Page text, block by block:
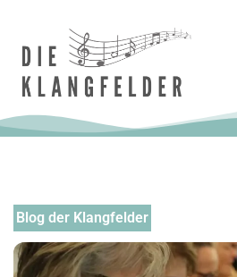
Blog der Klangfelder